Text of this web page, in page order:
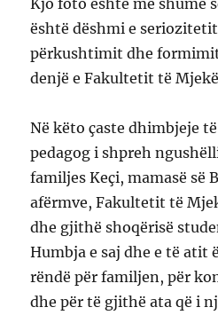
Kjo foto është më shumë
është dëshmi e
përkushtimit dhe
denjë e Fakultetit të
Në këto çaste dhimbjeje
pedagog i shpreh
familjes Keçi, mamasë së
afërmve, Fakultetit të
dhe gjithë shoqërisë
Humbja e saj dhe e të atit
rëndë për familjen, për
dhe për të gjithë ata që i